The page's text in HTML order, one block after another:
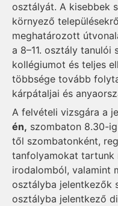
osztályát. A kisebbek
környező
meghatározott
a 8–11. osztály tanulói
kollégiumot és teljes
többsége tovább
kárpátaljai és
A felvételi vizsgára a
én, szombaton 8.30-
től szombatonként,
tanfolyamokat tartunk
irodalomból, valamint
osztályba jelentkezők
osztályba jelentkező